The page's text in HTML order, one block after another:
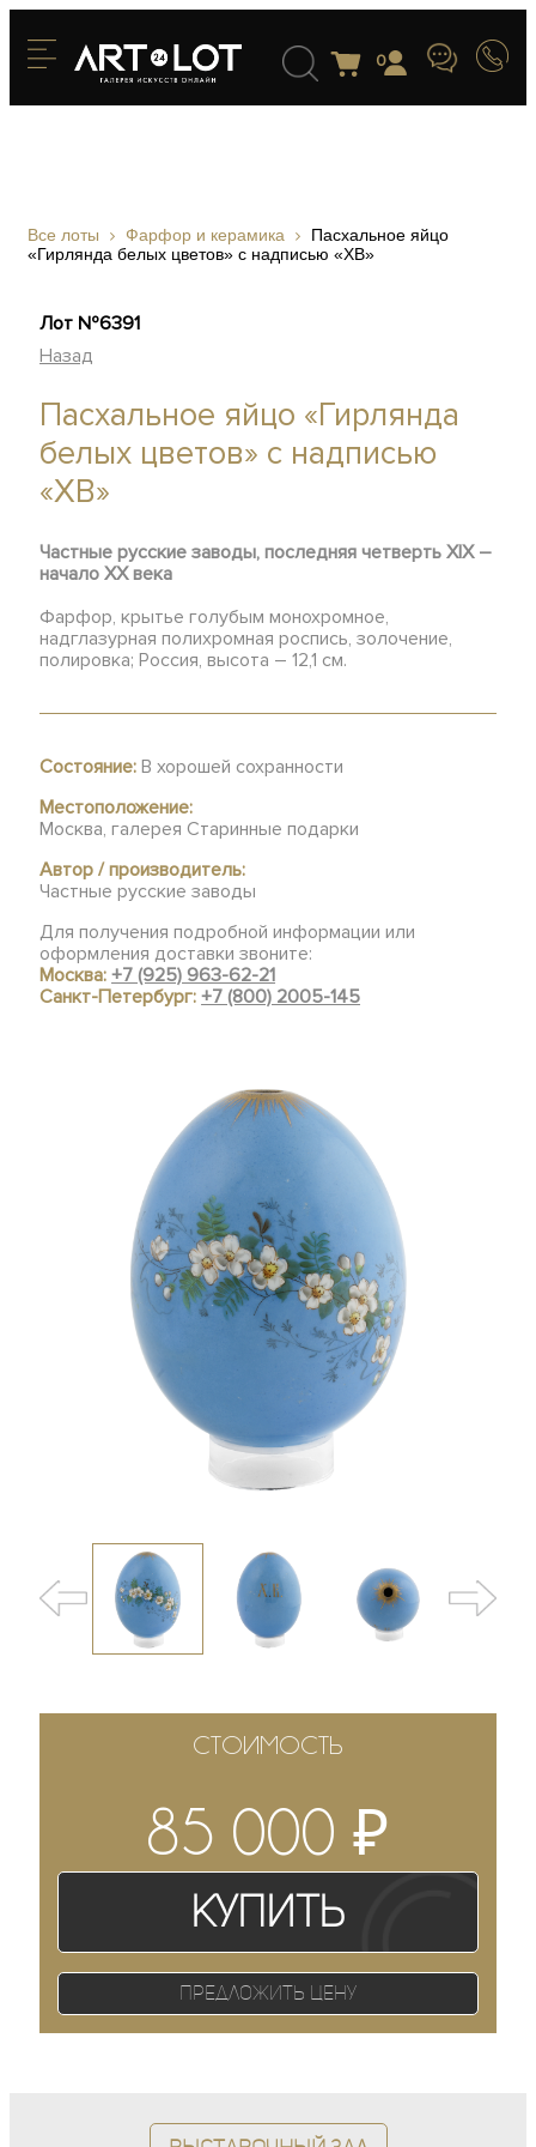
0
Все лоты Фарфор и керамика
Пасхальное яйцо
«Гирлянда белых цветов» с надписью «ХВ»
Лот №6391
Назад
Пасхальное яйцо «Гирлянда
белых цветов» с надписью
«ХВ»
Частные русские заводы, последняя четверть XIX –
начало XX века
Фарфор, крытье голубым монохромное,
надглазурная полихромная роспись, золочение,
полировка; Россия, высота – 12,1 см.
Состояние: В хорошей сохранности
Местоположение:
Москва, галерея Старинные подарки
Автор / производитель:
Частные русские заводы
Для получения подробной информации или
оформления доставки звоните:
Москва:+7 (925) 963-62-21
Санкт-Петербург:+7 (800) 2005-145
СТОИМОСТЬ
85 000₽
Купить
Предложить цену